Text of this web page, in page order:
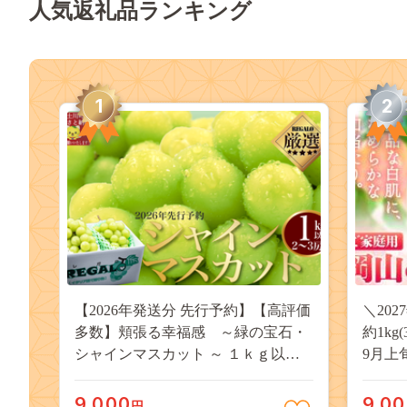
人気返礼品ランキング
1
【2026年発送分 先行予約】【高評価
多数】頬張る幸福感 ～緑の宝石・
シャインマスカット ～ １ｋｇ以上
物 くだもの シャイン マスカット ぶ
2
＼
約
9月上
果物